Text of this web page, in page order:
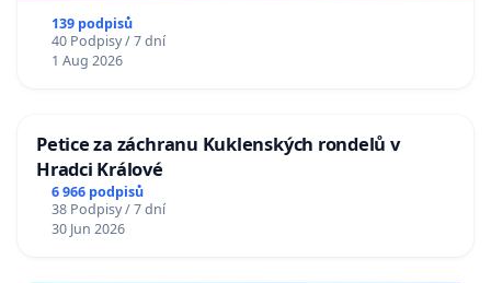
139 podpisů
40 Podpisy / 7 dní
1 Aug 2026
Petice za záchranu Kuklenských rondelů v
Hradci Králové
6 966 podpisů
38 Podpisy / 7 dní
30 Jun 2026